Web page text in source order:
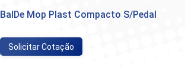
BalDe Mop Plast Compacto S/Pedal
Solicitar Cotação